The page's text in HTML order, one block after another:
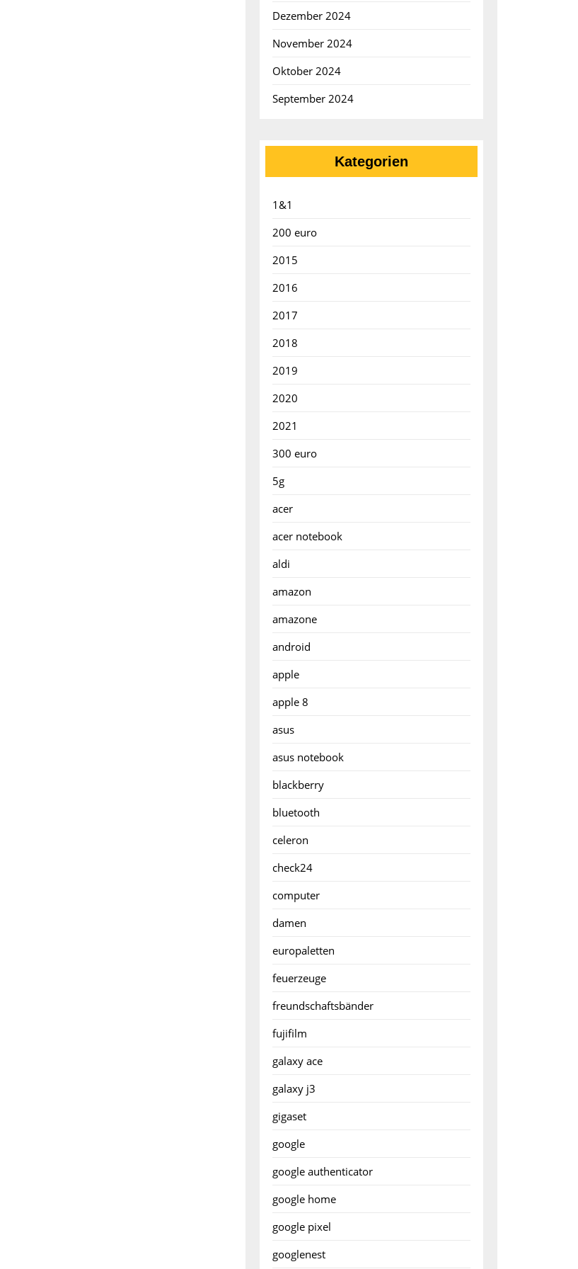
Dezember 2024
November 2024
Oktober 2024
September 2024
Kategorien
1&1
200 euro
2015
2016
2017
2018
2019
2020
2021
300 euro
5g
acer
acer notebook
aldi
amazon
amazone
android
apple
apple 8
asus
asus notebook
blackberry
bluetooth
celeron
check24
computer
damen
europaletten
feuerzeuge
freundschaftsbänder
fujifilm
galaxy ace
galaxy j3
gigaset
google
google authenticator
google home
google pixel
googlenest